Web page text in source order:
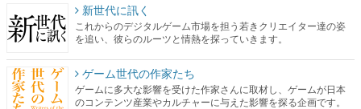
新世代に訊く
これからのデジタルゲーム市場を担う若きクリエイター達の姿
を追い、彼らのルーツと情熱を探っていきます。
ゲーム世代の作家たち
ゲームに多大な影響を受けた作家さんに取材し、ゲームが日本
のコンテンツ産業やカルチャーに与えた影響を探る企画です。